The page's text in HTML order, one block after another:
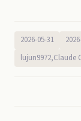
2026-05-31
lujun9972,Claude